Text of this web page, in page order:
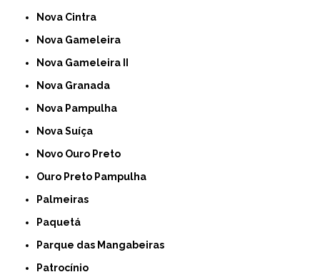
Nova Cintra
Nova Gameleira
Nova Gameleira II
Nova Granada
Nova Pampulha
Nova Suíça
Novo Ouro Preto
Ouro Preto Pampulha
Palmeiras
Paquetá
Parque das Mangabeiras
Patrocínio